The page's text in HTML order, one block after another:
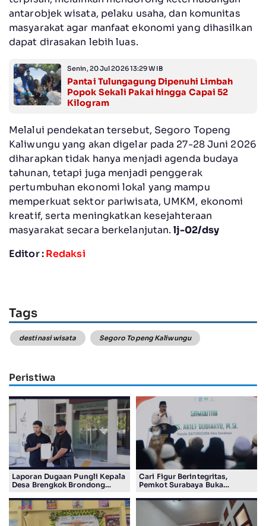
antarobjek wisata, pelaku usaha, dan komunitas
masyarakat agar manfaat ekonomi yang dihasilkan
dapat dirasakan lebih luas.
Senin, 20 Jul 2026 13:29 WIB
Pantai Tulungagung Dipenuhi Limbah
Popok Sekali Pakai hingga Capai 52
Kilogram
Melalui pendekatan tersebut, Segoro Topeng
Kaliwungu yang akan digelar pada 27-28 Juni 2026
diharapkan tidak hanya menjadi agenda budaya
tahunan, tetapi juga menjadi penggerak
pertumbuhan ekonomi lokal yang mampu
memperkuat sektor pariwisata, UMKM, ekonomi
kreatif, serta meningkatkan kesejahteraan
masyarakat secara berkelanjutan.lj-02/dsy
Editor :Redaksi
Tags
destinasi wisata Segoro Topeng Kaliwungu
Peristiwa
Laporan Dugaan Pungli Kepala
Desa Brengkok Brondong
Lamongan
Cari Figur Berintegritas,
Pemkot Surabaya Buka
BAZNAS Periode 2026–2031